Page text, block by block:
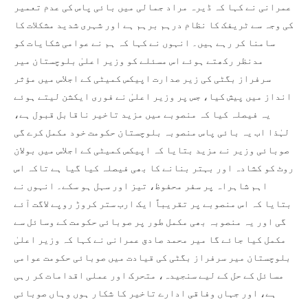
عمرانی نے کہا کہ ڈیرہ مراد جمالی میں بائی پاس کی عدم تعمیر
کی وجہ سے ٹریفک کا نظام درہم برہم ہے اور شہری شدید مشکلات کا
سامنا کر رہے ہیں۔ انہوں نے کہا کہ ہم نے عوامی شکایات کو
مدنظر رکھتے ہوئے اس مسئلے کو وزیر اعلیٰ بلوچستان میر
سرفراز بگٹی کی زیر صدارت اپیکس کمیٹی کے اجلاس میں مؤثر
انداز میں پیش کیا، جس پر وزیر اعلیٰ نے فوری ایکشن لیتے ہوئے
یہ فیصلہ کیا کہ منصوبے میں مزید تاخیر ناقابل قبول ہے،
لہٰذا اب یہ بائی پاس منصوبہ بلوچستان حکومت خود مکمل کرے گی
صوبائی وزیر نے مزید بتایا کہ اپیکس کمیٹی کے اجلاس میں بولان
روٹ کو کشادہ اور بہتر بنانے کا بھی فیصلہ کیا گیا ہے تاکہ اس
اہم شاہراہ پر سفر محفوظ، تیز اور سہل ہو سکے۔ انہوں نے
بتایا کہ اس منصوبے پر تقریباً ایک ارب ستر کروڑ روپے لاگت آئے
گی اور یہ منصوبہ بھی مکمل طور پر صوبائی حکومت کے وسائل سے
مکمل کیا جائے گا میر محمد صادق عمرانی نے کہا کہ وزیر اعلیٰ
بلوچستان میر سرفراز بگٹی کی قیادت میں صوبائی حکومت عوامی
مسائل کے حل کے لیے سنجیدہ، متحرک اور عملی اقدامات کر رہی
ہے، اور جہاں وفاقی ادارے تاخیر کا شکار ہوں وہاں صوبائی